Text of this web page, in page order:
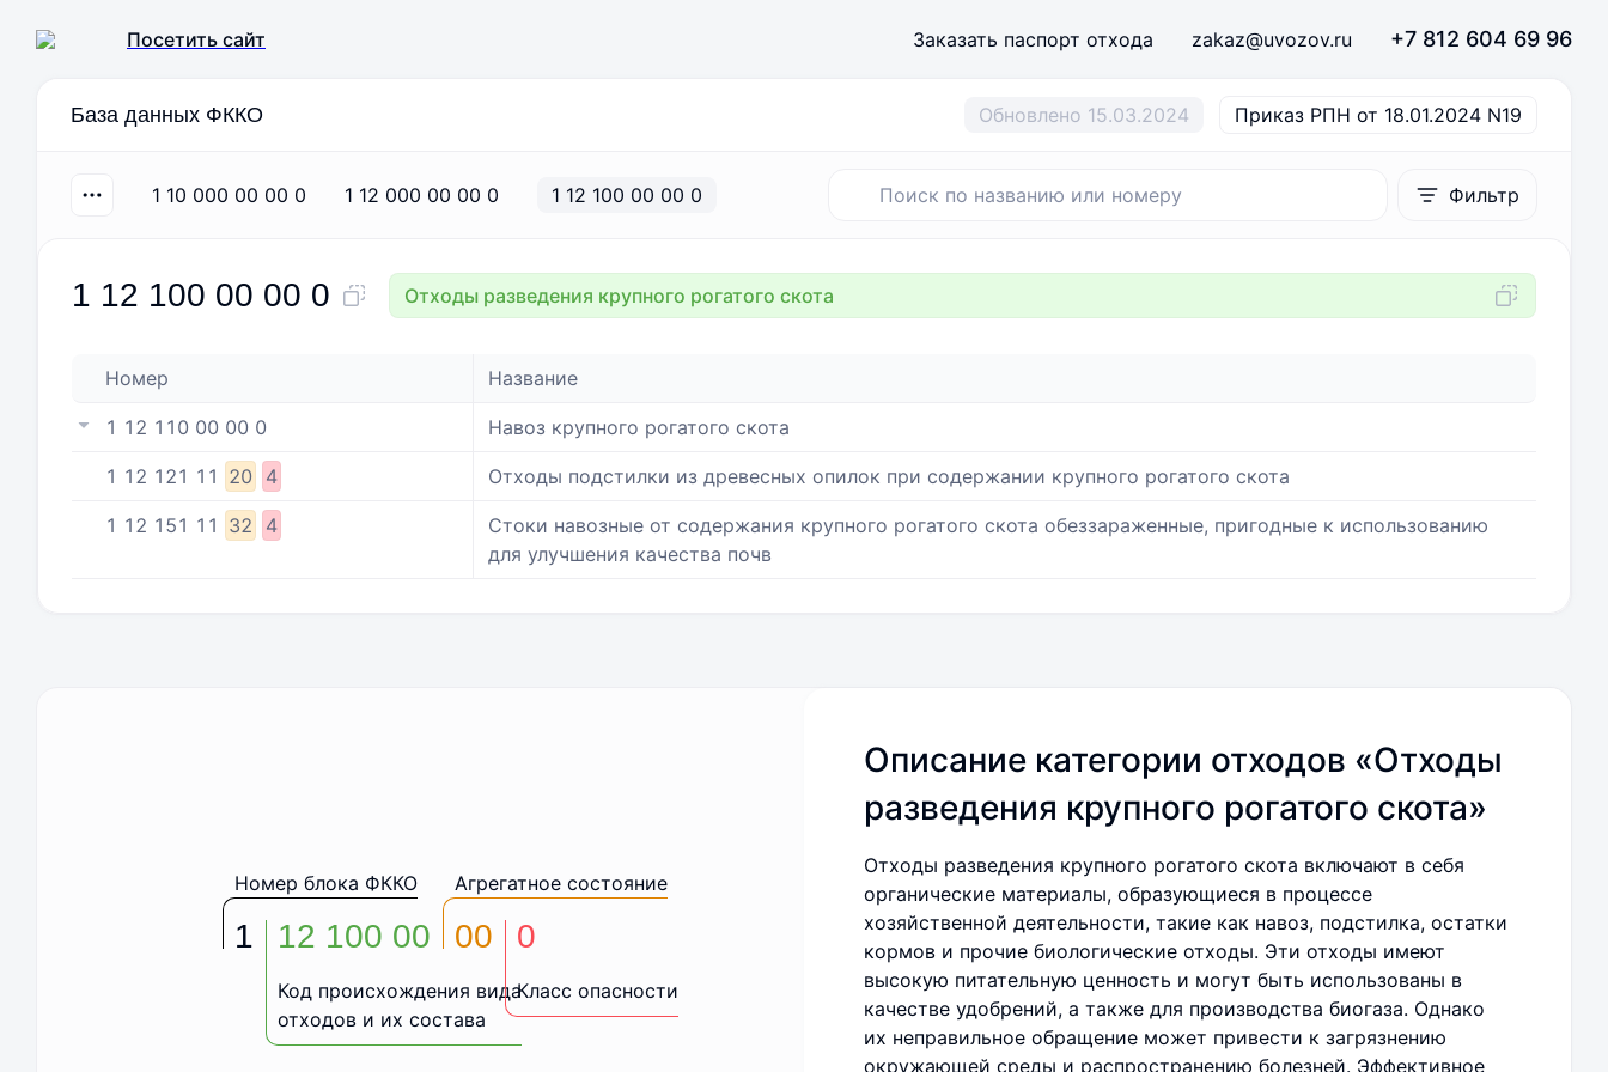
Посетить сайт Заказать паспорт отхода zakaz@uvozov.ru +7 812 604 69 96
База данных ФККО Обновлено 15.03.2024 Приказ РПН от 18.01.2024 N19
1 10 000 00 00 0 1 12 000 00 00 0 1 12 100 00 00 0 Фильтр
1 12 100 00 00 0 Отходы разведения крупного рогатого скота
Номер Название
1 12 110 00 00 0 Навоз крупного рогатого скота
1 12 121 11 20 4 Отходы подстилки из древесных опилок при содержании крупного рогатого скота
1 12 151 11 32 4
Стоки навозные от содержания крупного рогатого скота обеззараженные, пригодные к использованию
для улучшения качества почв
1
Номер блока ФККО
Код происхождения вида
отходов и их состава
12 100 00
Агрегатное состояние
00
Класс опасности
0
Описание категории отходов «Отходы
разведения крупного рогатого скота»
Отходы разведения крупного рогатого скота включают в себя
органические материалы, образующиеся в процессе
хозяйственной деятельности, такие как навоз, подстилка, остатки
кормов и прочие биологические отходы. Эти отходы имеют
высокую питательную ценность и могут быть использованы в
качестве удобрений, а также для производства биогаза. Однако
их неправильное обращение может привести к загрязнению
окружающей среды и распространению болезней. Эффективное